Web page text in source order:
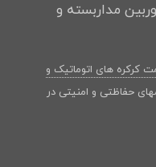
مداربسته و
کرکره های اتوماتیک و
حفاظتی و امنیتی در